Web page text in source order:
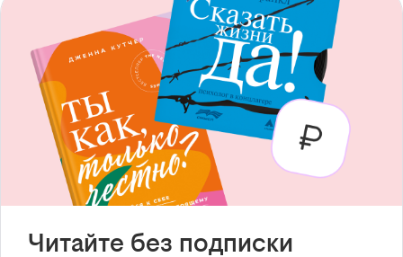
Читайте без подписки